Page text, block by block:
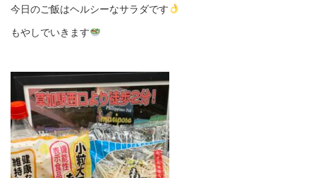
今日のご飯はヘルシーなサラダです
もやしでいきます